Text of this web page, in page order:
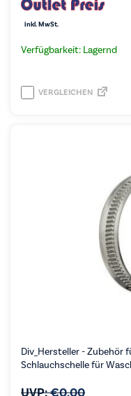
inkl. MwSt.
Verfügbarkeit: Lagernd
VERGLEICHEN
Div_Hersteller - Zubehör
Schlauchschelle für